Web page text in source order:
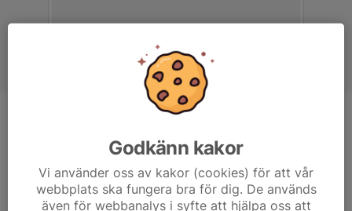
Godkänn kakor
Vi använder oss av kakor (cookies) för att vår
webbplats ska fungera bra för dig. De används
även för webbanalys i syfte att hjälpa oss att